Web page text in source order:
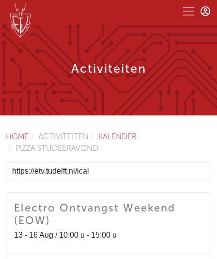
Activiteiten
HOME ACTIVITEITEN
KALENDER
PIZZA STUDEERAVOND
Electro Ontvangst Weekend
(EOW)
13 - 16 Aug / 10:00 u - 15:00 u